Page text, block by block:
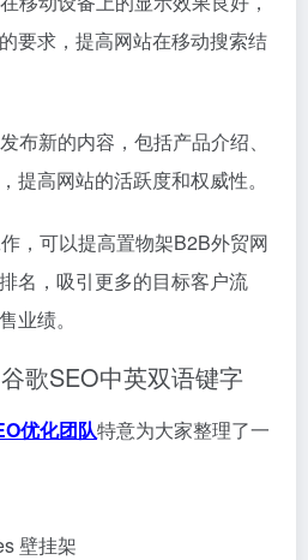
要求，提高网站在移动搜索结
布新的内容，包括产品介绍、
提高网站的活跃度和权威性。
，可以提高置物架B2B外贸网
名，吸引更多的目标客户流
业绩。
歌SEO中英双语键字
优化团队特意为大家整理了一
壁挂架